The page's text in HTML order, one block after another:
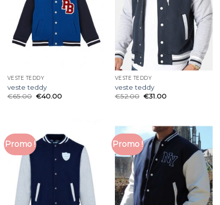
VESTE TEDDY
veste teddy
€65.00 €40.00
VESTE TEDDY
veste teddy
€52.00 €31.00
Promo ! Promo !